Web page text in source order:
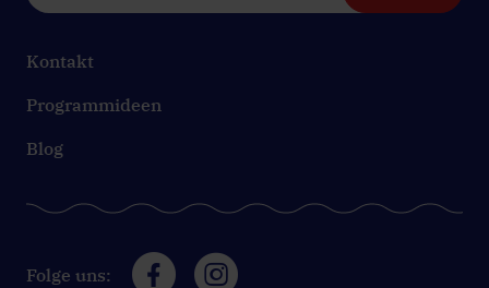
Kontakt
Programmideen
Blog
Folge uns: